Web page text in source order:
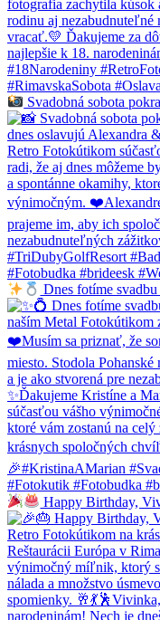
Svadobná sobota
Dnes fotíme
Happy Birthday,